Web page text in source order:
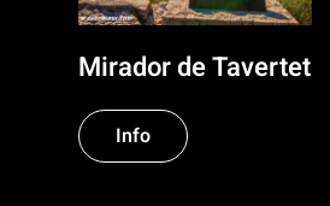
Mirador de Tavertet
Info